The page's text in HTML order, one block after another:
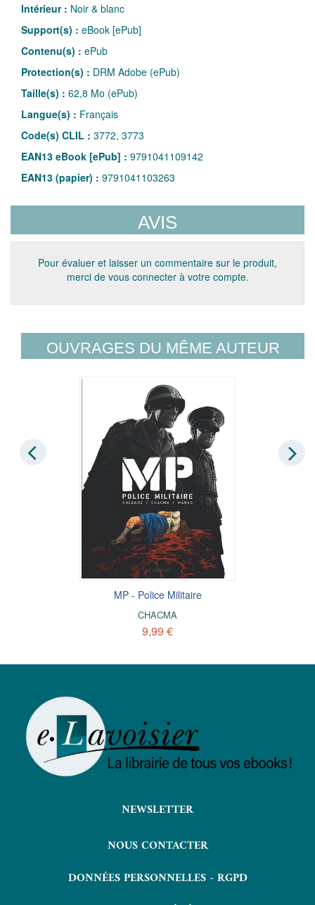
Intérieur : Noir & blanc
Support(s) : eBook [ePub]
Contenu(s) : ePub
Protection(s) : DRM Adobe (ePub)
Taille(s) : 62,8 Mo (ePub)
Langue(s) : Français
Code(s) CLIL : 3772, 3773
EAN13 eBook [ePub] : 9791041109142
EAN13 (papier) : 9791041103263
AVIS
Pour évaluer et laisser un commentaire sur le produit,
merci de vous connecter à votre compte.
OUVRAGES DU MÊME AUTEUR
MP - Police Militaire
CHACMA
9,99 €
NEWSLETTER
NOUS CONTACTER
DONNÉES PERSONNELLES - RGPD